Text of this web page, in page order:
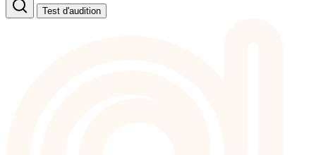
Test d'audition